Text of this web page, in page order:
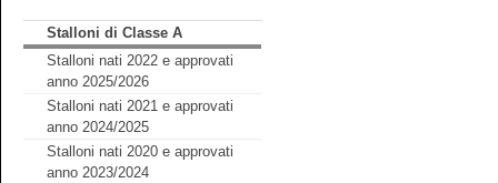
Stalloni di Classe A
Stalloni nati 2022 e approvati
anno 2025/2026
Stalloni nati 2021 e approvati
anno 2024/2025
Stalloni nati 2020 e approvati
anno 2023/2024